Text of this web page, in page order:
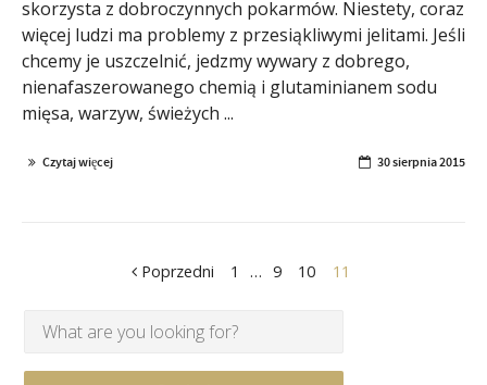
skorzysta z dobroczynnych pokarmów. Niestety, coraz
więcej ludzi ma problemy z przesiąkliwymi jelitami. Jeśli
chcemy je uszczelnić, jedzmy wywary z dobrego,
nienafaszerowanego chemią i glutaminianem sodu
mięsa, warzyw, świeżych ...
Czytaj więcej 30 sierpnia 2015
Poprzedni 1 … 9 10 11